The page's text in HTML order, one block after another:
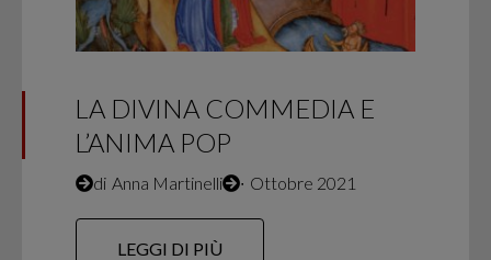
LA DIVINA COMMEDIA E
L’ANIMA POP
di Anna Martinelli ∙ Ottobre 2021
LEGGI DI PIÙ